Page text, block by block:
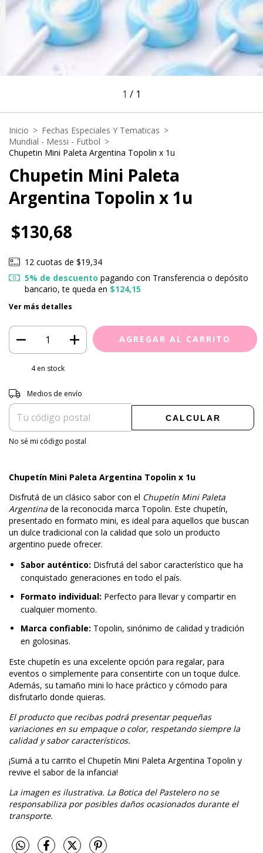
1 / 1
Inicio > Fechas Especiales Y Tematicas >
Mundial - Messi - Futbol >
Chupetin Mini Paleta Argentina Topolin x 1u
Chupetin Mini Paleta
Argentina Topolin x 1u
$130,68
12 cuotas de $19,34
5% de descuento pagando con Transferencia o depósito
bancario, te queda en $124,15
Ver más detalles
4en stock
Entregas para el CP:
Medios de envío
CALCULAR
No sé mi código postal
Chupetín Mini Paleta Argentina Topolin x 1u
Disfrutá de un clásico sabor con el Chupetín Mini Paleta
Argentina de la reconocida marca Topolin. Este chupetín,
presentado en formato mini, es ideal para aquellos que buscan
un dulce tradicional con la calidad que solo un producto
argentino puede ofrecer.
Sabor auténtico: Disfrutá del sabor característico que ha
conquistado generaciones en todo el país.
Formato individual: Perfecto para llevar y compartir en
cualquier momento.
Marca confiable: Topolin, sinónimo de calidad y tradición
en golosinas.
Este chupetín es una excelente opción para regalar, para
eventos o simplemente para consentirte con un toque dulce.
Además, su tamaño mini lo hace práctico y cómodo para
disfrutarlo donde quieras.
El producto que recibas podrá presentar pequeñas
variaciones en su empaque o color, respetando siempre la
calidad y sabor característicos.
¡Sumá a tu carrito el Chupetín Mini Paleta Argentina Topolin y
revive el sabor de la infancia!
La imagen es ilustrativa. La Botica del Pastelero no se
responsabiliza por posibles daños ocasionados durante el
transporte.